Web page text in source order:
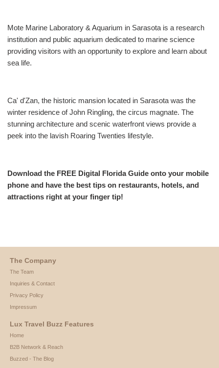
Mote Marine Laboratory & Aquarium in Sarasota is a research
institution and public aquarium dedicated to marine science
providing visitors with an opportunity to explore and learn about
sea life.
Ca' d'Zan, the historic mansion located in Sarasota was the
winter residence of John Ringling, the circus magnate. The
stunning architecture and scenic waterfront views provide a
peek into the lavish Roaring Twenties lifestyle.
Download the FREE Digital Florida Guide onto your mobile
phone and have the best tips on restaurants, hotels, and
attractions right at your finger tip!
The Company
The Team
Inquiries & Contact
Privacy Policy
Impressum
Lux Travel Buzz Features
Home
B2B Network & Reach
Buzzed - The Blog